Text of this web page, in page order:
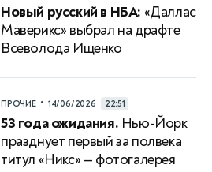
Новый русский в НБА: «Даллас
Маверикс» выбрал на драфте
Всеволода Ищенко
ПРОЧИЕ • 14/06/2026 22:51
53 года ожидания. Нью-Йорк
празднует первый за полвека
титул «Никс» — фотогалерея